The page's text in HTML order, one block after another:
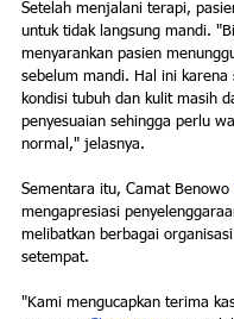
Setelah menjalani terapi,
untuk tidak langsung mandi.
menyarankan pasien
sebelum mandi. Hal ini karena
kondisi tubuh dan kulit masih
penyesuaian sehingga perlu
normal," jelasnya.
Sementara itu, Camat Benowo
mengapresiasi
melibatkan berbagai
setempat.
"Kami mengucapkan terima